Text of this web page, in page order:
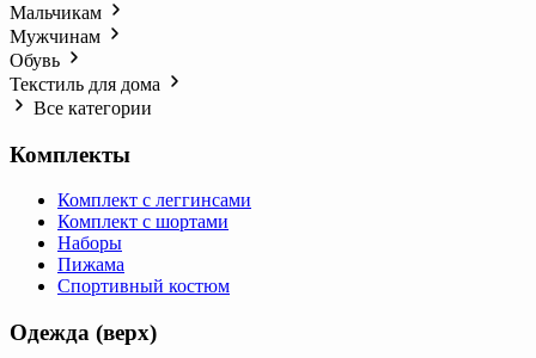
Мальчикам
Мужчинам
Обувь
Текстиль для дома
Все категории
Комплекты
Комплект с леггинсами
Комплект с шортами
Наборы
Пижама
Спортивный костюм
Одежда (верх)